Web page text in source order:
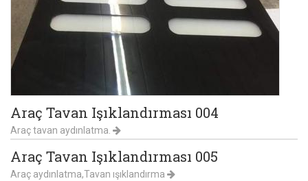
Araç Tavan Işıklandırması 004
Araç tavan aydınlatma.
Araç Tavan Işıklandırması 005
Araç aydınlatma,Tavan ışıklandırma